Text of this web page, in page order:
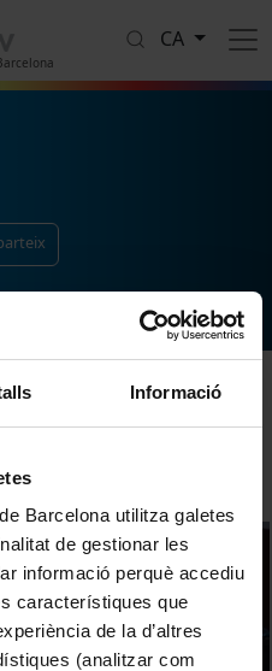
Informació
Barcelona utilitza galetes
de gestionar les
informació perquè accediu
característiques que
de la d’altres
(analitzar com
CA